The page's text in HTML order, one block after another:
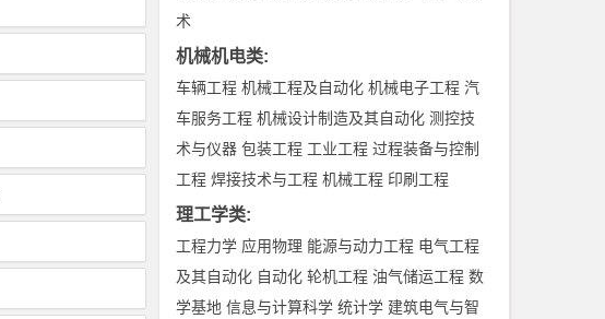
术
机械机电类:
车辆工程 机械工程及自动化 机械电子工程 汽
车服务工程 机械设计制造及其自动化 测控技
术与仪器 包装工程 工业工程 过程装备与控制
工程 焊接技术与工程 机械工程 印刷工程
理工学类:
工程力学 应用物理 能源与动力工程 电气工程
及其自动化 自动化 轮机工程 油气储运工程 数
学基地 信息与计算科学 统计学 建筑电气与智